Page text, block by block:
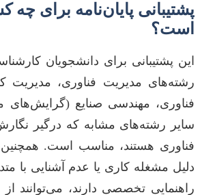
پشتیبانی پایان‌نامه برای
است؟
این پشتیبانی برای دانشجویان
رشته‌های مدیریت فناوری، مدیریت
فناوری، مهندسی صنایع (گرایش‌های
سایر رشته‌های مشابه که درگیر
فناوری هستند، مناسب است.
دلیل مشغله کاری یا عدم آشنایی با
راهنمایی تخصصی دارند، می‌توانند